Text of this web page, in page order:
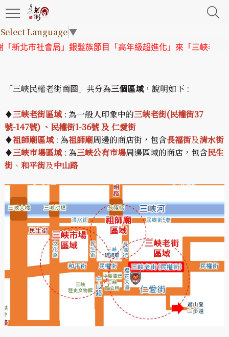
Select Language▼
北市社會局」銀髮族節目「高年級超進化」來「三峽老街」
「三峽民權老街商圈」共分為三個區域，說明如下 :
♦三峽老街區域: 為一般人印象中的三峽老街(民權街37
號-147號) 、民權街1-36號 及 仁愛街
♦祖師廟區域: 為祖師廟周邊的商店街，包含長福街及清水街
♦三峽市場區域: 為三峽公有市場周邊區域的商店，包含民生
街、 和平街及中山路